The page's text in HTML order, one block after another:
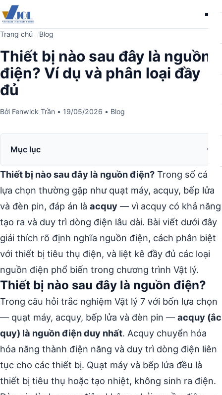
Trang chủ Blog
Thiết bị nào sau đây là nguồn
điện? Ví dụ và phân loại đầy
đủ
Bởi Fenwick Trần • 19/05/2026 • Blog
Mục lục
Thiết bị nào sau đây là nguồn điện? Trong số các
lựa chọn thường gặp như quạt máy, acquy, bếp lửa
và đèn pin, đáp án là acquy — vì acquy có khả năng
tạo ra và duy trì dòng điện lâu dài. Bài viết dưới đây
giải thích rõ định nghĩa nguồn điện, cách phân biệt
với thiết bị tiêu thụ điện, và liệt kê đầy đủ các loại
nguồn điện phổ biến trong chương trình Vật lý.
Thiết bị nào sau đây là nguồn điện?
Trong câu hỏi trắc nghiệm Vật lý 7 với bốn lựa chọn
— quạt máy, acquy, bếp lửa và đèn pin —acquy (ắc
quy) là nguồn điện duy nhất. Acquy chuyển hóa
hóa năng thành điện năng và duy trì dòng điện liên
tục cho các thiết bị. Quạt máy và bếp lửa đều là
thiết bị tiêu thụ hoặc tạo nhiệt, không sinh ra điện.